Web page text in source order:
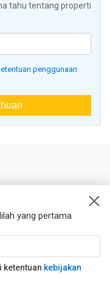
tahu tentang properti
penggunaan
yang pertama
ketentuan kebijakan